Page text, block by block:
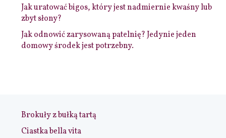
Jak uratować bigos, który jest nadmiernie kwaśny lub
zbyt słony?
Jak odnowić zarysowaną patelnię? Jedynie jeden
domowy środek jest potrzebny.
Brokuły z bułką tartą
Ciastka bella vita